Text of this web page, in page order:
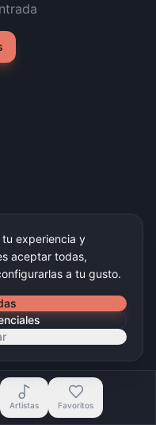
Artistas Favoritos
tu experiencia y
aceptar todas,
a tu gusto.